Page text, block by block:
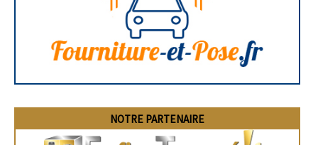
NOTRE PARTENAIRE